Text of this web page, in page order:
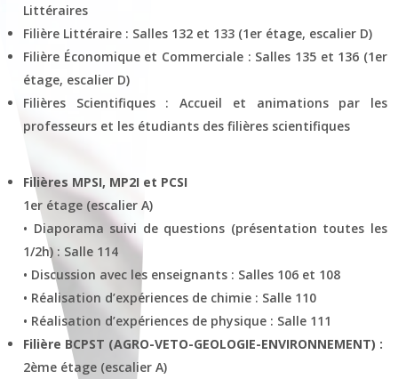
Littéraires
Filière Littéraire : Salles 132 et 133 (1er étage, escalier D)
Filière Économique et Commerciale : Salles 135 et 136 (1er
étage, escalier D)
Filières Scientifiques : Accueil et animations par les
professeurs et les étudiants des filières scientifiques
Filières MPSI, MP2I et PCSI
1er étage (escalier A)
• Diaporama suivi de questions (présentation toutes les
1/2h) : Salle 114
• Discussion avec les enseignants : Salles 106 et 108
• Réalisation d’expériences de chimie : Salle 110
• Réalisation d’expériences de physique : Salle 111
Filière BCPST (AGRO-VETO-GEOLOGIE-ENVIRONNEMENT) :
2ème étage (escalier A)